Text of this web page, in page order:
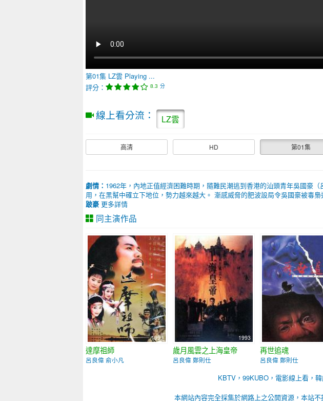
第01集 LZ雲 Playing ...
評分：
8.3 分
線上看分流： LZ雲
高清 HD 第01集
劇情： 1962年，內地正值經濟困難時期，隨難民潮逃到香港的汕頭青年吳國豪
用，在黑幫中確立下地位，勢力越來越大。 漸感威脅的肥波設局令吳國豪被毒
跛豪 更多詳情
同主演作品
1999
達摩祖師
呂良偉 俞小凡
1993
歲月風雲之上海皇帝
呂良偉 鄭則仕
再世追魂
呂良偉 鄭則仕
KBTV，99KUBO，電影線上看，
本網站內容完全採集於網路上之公開資源，本站